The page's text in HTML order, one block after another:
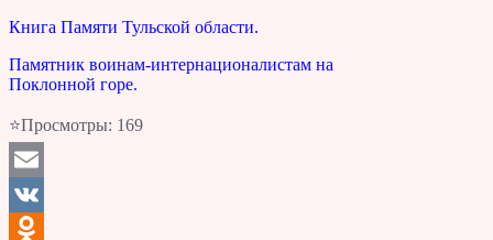
Книга Памяти Тульской области.
Памятник воинам-интернационалистам на
Поклонной горе.
⭐Просмотры: 169
Email
VK